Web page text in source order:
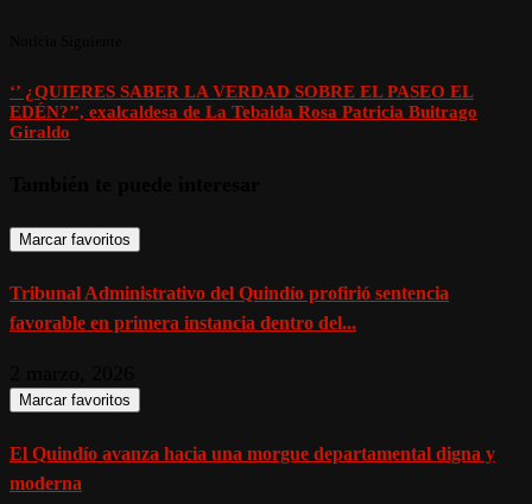
‘’ ¿QUIERES SABER LA VERDAD SOBRE EL PASEO EL
EDÉN?’’, exalcaldesa de La Tebaida Rosa Patricia Buitrago
Giraldo
Marcar favoritos
Tribunal Administrativo del Quindío profirió sentencia
favorable en primera instancia dentro del...
Marcar favoritos
El Quindío avanza hacia una morgue departamental digna y
moderna